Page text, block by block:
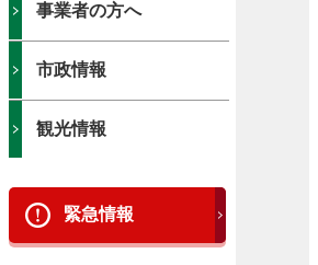
事業者の方へ
市政情報
観光情報
緊急情報